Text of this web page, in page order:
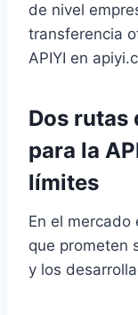
de nivel
transferencia
APIYI en
Dos rutas
para la
límites
En el
que prometen
y los